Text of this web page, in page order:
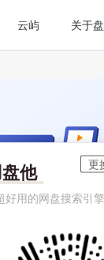
云屿 关于
盘他
好用的网盘搜索引擎